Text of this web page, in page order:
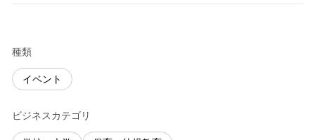
種類
イベント
ビジネスカテゴリ